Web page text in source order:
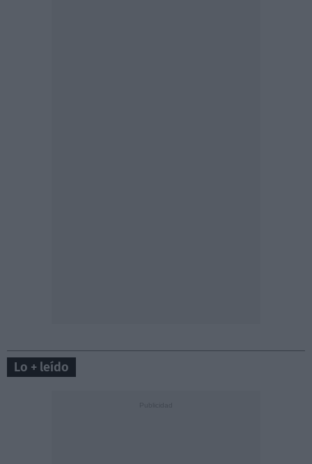
Lo + leído